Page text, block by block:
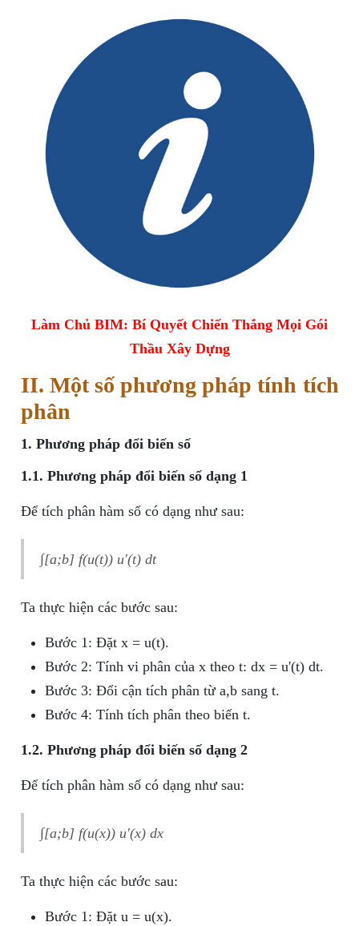
Làm Chủ BIM: Bí Quyết Chiến Thắng Mọi Gói
Thầu Xây Dựng
II. Một số phương pháp tính tích
phân
1. Phương pháp đổi biến số
1.1. Phương pháp đổi biến số dạng 1
Để tích phân hàm số có dạng như sau:
∫[a;b] f(u(t)) u'(t) dt
Ta thực hiện các bước sau:
Bước 1: Đặt x = u(t).
Bước 2: Tính vi phân của x theo t: dx = u'(t) dt.
Bước 3: Đổi cận tích phân từ a,b sang t.
Bước 4: Tính tích phân theo biến t.
1.2. Phương pháp đổi biến số dạng 2
Để tích phân hàm số có dạng như sau:
∫[a;b] f(u(x)) u'(x) dx
Ta thực hiện các bước sau:
Bước 1: Đặt u = u(x).